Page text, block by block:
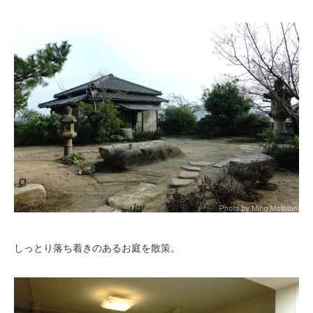
しっとり落ち着きのあるお庭を散策。